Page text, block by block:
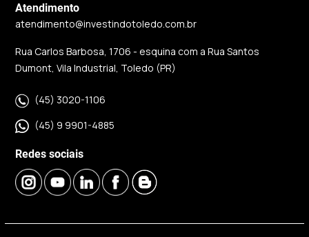
Atendimento
atendimento@investindotoledo.com.br
Rua Carlos Barbosa, 1706 - esquina com a Rua Santos
Dumont, Vila Industrial, Toledo (PR)
(45) 3020-1106
(45) 9 9901-4885
Redes sociais